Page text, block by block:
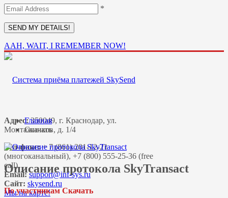
*
AAH, WAIT, I REMEMBER NOW!
Адрес:350049, г. Краснодар, ул.
Монтажников, д. 1/4
Тел-факс:+ 7 (861) 201-12-21
(многоканальный), +7 (800) 555-25-36 (free
call)
Email:
Сайт: skysend.ru
Мы на карте!
Главная
Скачать
Описание протокола SkyTransact
По участникам Скачать